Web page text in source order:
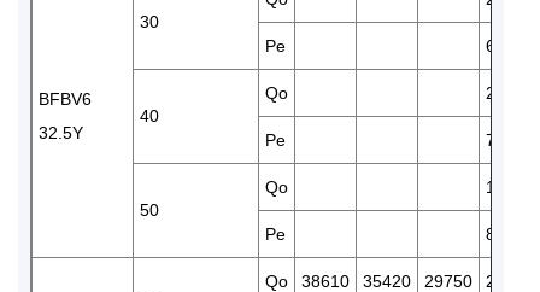
BFBV6
32.5Y
30
Pe 6.74
40
Qo 21000
Pe 7.75
50
Qo 17230
Pe 8.73
Qo 38610 35420 29750 24780